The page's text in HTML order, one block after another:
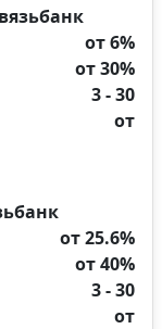
от 6%
от 30%
3 - 30
от
от 25.6%
от 40%
3 - 30
от